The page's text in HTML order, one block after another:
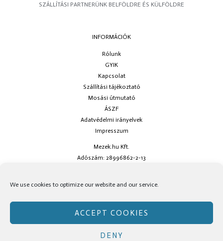
We use cookies to optimize our website and our service.
ACCEPT COOKIES
DENY
SZÁLLÍTÁSI PARTNERÜNK BELFÖLDRE ÉS KÜLFÖLDRE
INFORMÁCIÓK
Rólunk
GYIK
Kapcsolat
Szállítási tájékoztató
Mosási útmutató
ÁSZF
Adatvédelmi irányelvek
Impresszum
Mezek.hu Kft.
Adószám: 28996862-2-13
social oldalainkon!
Copyright © Mezek.hu 2026 Mezek.hu